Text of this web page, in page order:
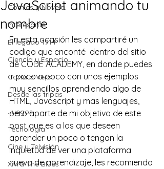
Comics y Novela
Interesante
El legado 1914
Ciencia y Espacio
Carta a Vera
Desde las tripas
Juegos
Tecnología
Cine y Telvisión
Xivra The Blues
JavaScript animando tu
nombre
En esta ocasión les compartiré un
codigo que enconté  dentro del sitio
de CODE ACADEMY, en donde puedes
ir poco a poco con unos ejemplos
muy sencillos aprendiendo algo de
HTML, Javascript y mas lenguajes,
pero aparte de mi objetivo de este
post que es a los que deseen
aprender un poco o tengan la
inquietud de ver una plataforma
nueva de aprendizaje, les recomiendo